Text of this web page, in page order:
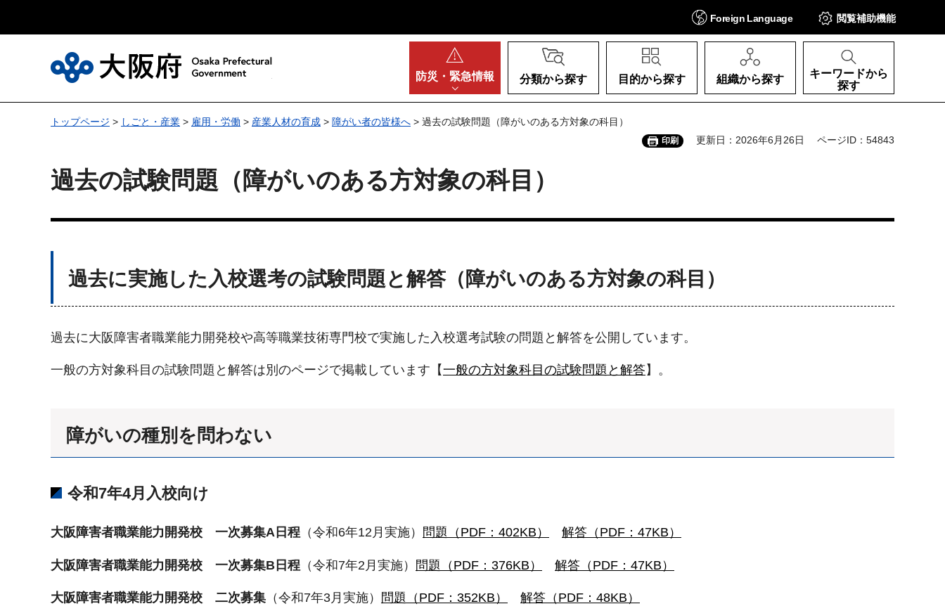
Foreign Language 閲覧補助機能
防災・ 緊急情報 分類から探す 目的から探す 組織から探す
キーワードから
探す
トップページ > しごと・産業 > 雇用・労働 > 産業人材の育成 > 障がい者の皆様へ > 過去の試験問題（障がいのある方対象の科目）
印刷 更新日：2026年6月26日 ページID：54843
過去の試験問題（障がいのある方対象の科目）
過去に実施した入校選考の試験問題と解答（障がいのある方対象の科目）
過去に大阪障害者職業能力開発校や高等職業技術専門校で実施した入校選考試験の問題と解答を公開しています。
一般の方対象科目の試験問題と解答は別のページで掲載しています【一般の方対象科目の試験問題と解答】。
障がいの種別を問わない
令和7年4月入校向け
大阪障害者職業能力開発校 一次募集A日程 （令和6年12月実施） 問題（PDF：402KB） 解答（PDF：47KB）
大阪障害者職業能力開発校 一次募集B日程 （令和7年2月実施） 問題（PDF：376KB） 解答（PDF：47KB）
大阪障害者職業能力開発校 二次募集 （令和7年3月実施） 問題（PDF：352KB） 解答（PDF：48KB）